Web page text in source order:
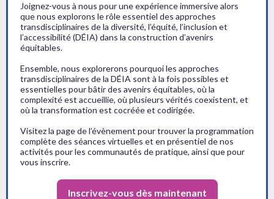
Joignez-vous à nous pour une expérience immersive alors
que nous explorons le rôle essentiel des approches
transdisciplinaires de la diversité, l’équité, l’inclusion et
l’accessibilité (DÉIA) dans la construction d’avenirs
équitables.
Ensemble, nous explorerons pourquoi les approches
transdisciplinaires de la DÉIA sont à la fois possibles et
essentielles pour bâtir des avenirs équitables, où la
complexité est accueillie, où plusieurs vérités coexistent, et
où la transformation est cocréée et codirigée.
Visitez la page de l’évènement pour trouver la programmation
complète des séances virtuelles et en présentiel de nos
activités pour les communautés de pratique, ainsi que pour
vous inscrire.
Inscrivez-vous dès maintenant